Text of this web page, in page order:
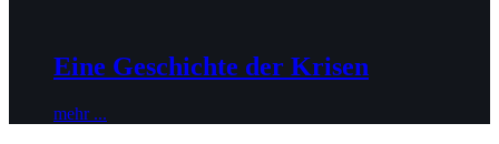
Eine Geschichte der Krisen
mehr ...